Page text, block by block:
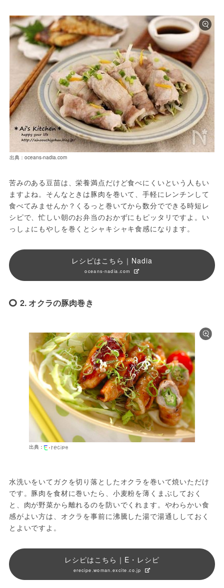
出典：oceans-nadia.com
苦みのある豆苗は、栄養満点だけど食べにくいという人もい
ますよね。そんなときは豚肉を巻いて、手軽にレンチンして
食べてみませんか？くるっと巻いてから数分でできる時短レ
シピで、忙しい朝のお弁当のおかずにもピッタリですよ。い
っしょにもやしを巻くとシャキシャキ食感になります。
レシピはこちら｜Nadia
oceans-nadia.com
2. オクラの豚肉巻き
出典：
水洗いをいてガクを切り落としたオクラを巻いて焼いただけ
です。豚肉を食材に巻いたら、小麦粉を薄くまぶしておく
と、肉が野菜から離れるのを防いでくれます。やわらかい食
感がよい方は、オクラを事前に沸騰した湯で湯通ししておく
とよいですよ。
レシピはこちら｜E・レシピ
erecipe.woman.excite.co.jp